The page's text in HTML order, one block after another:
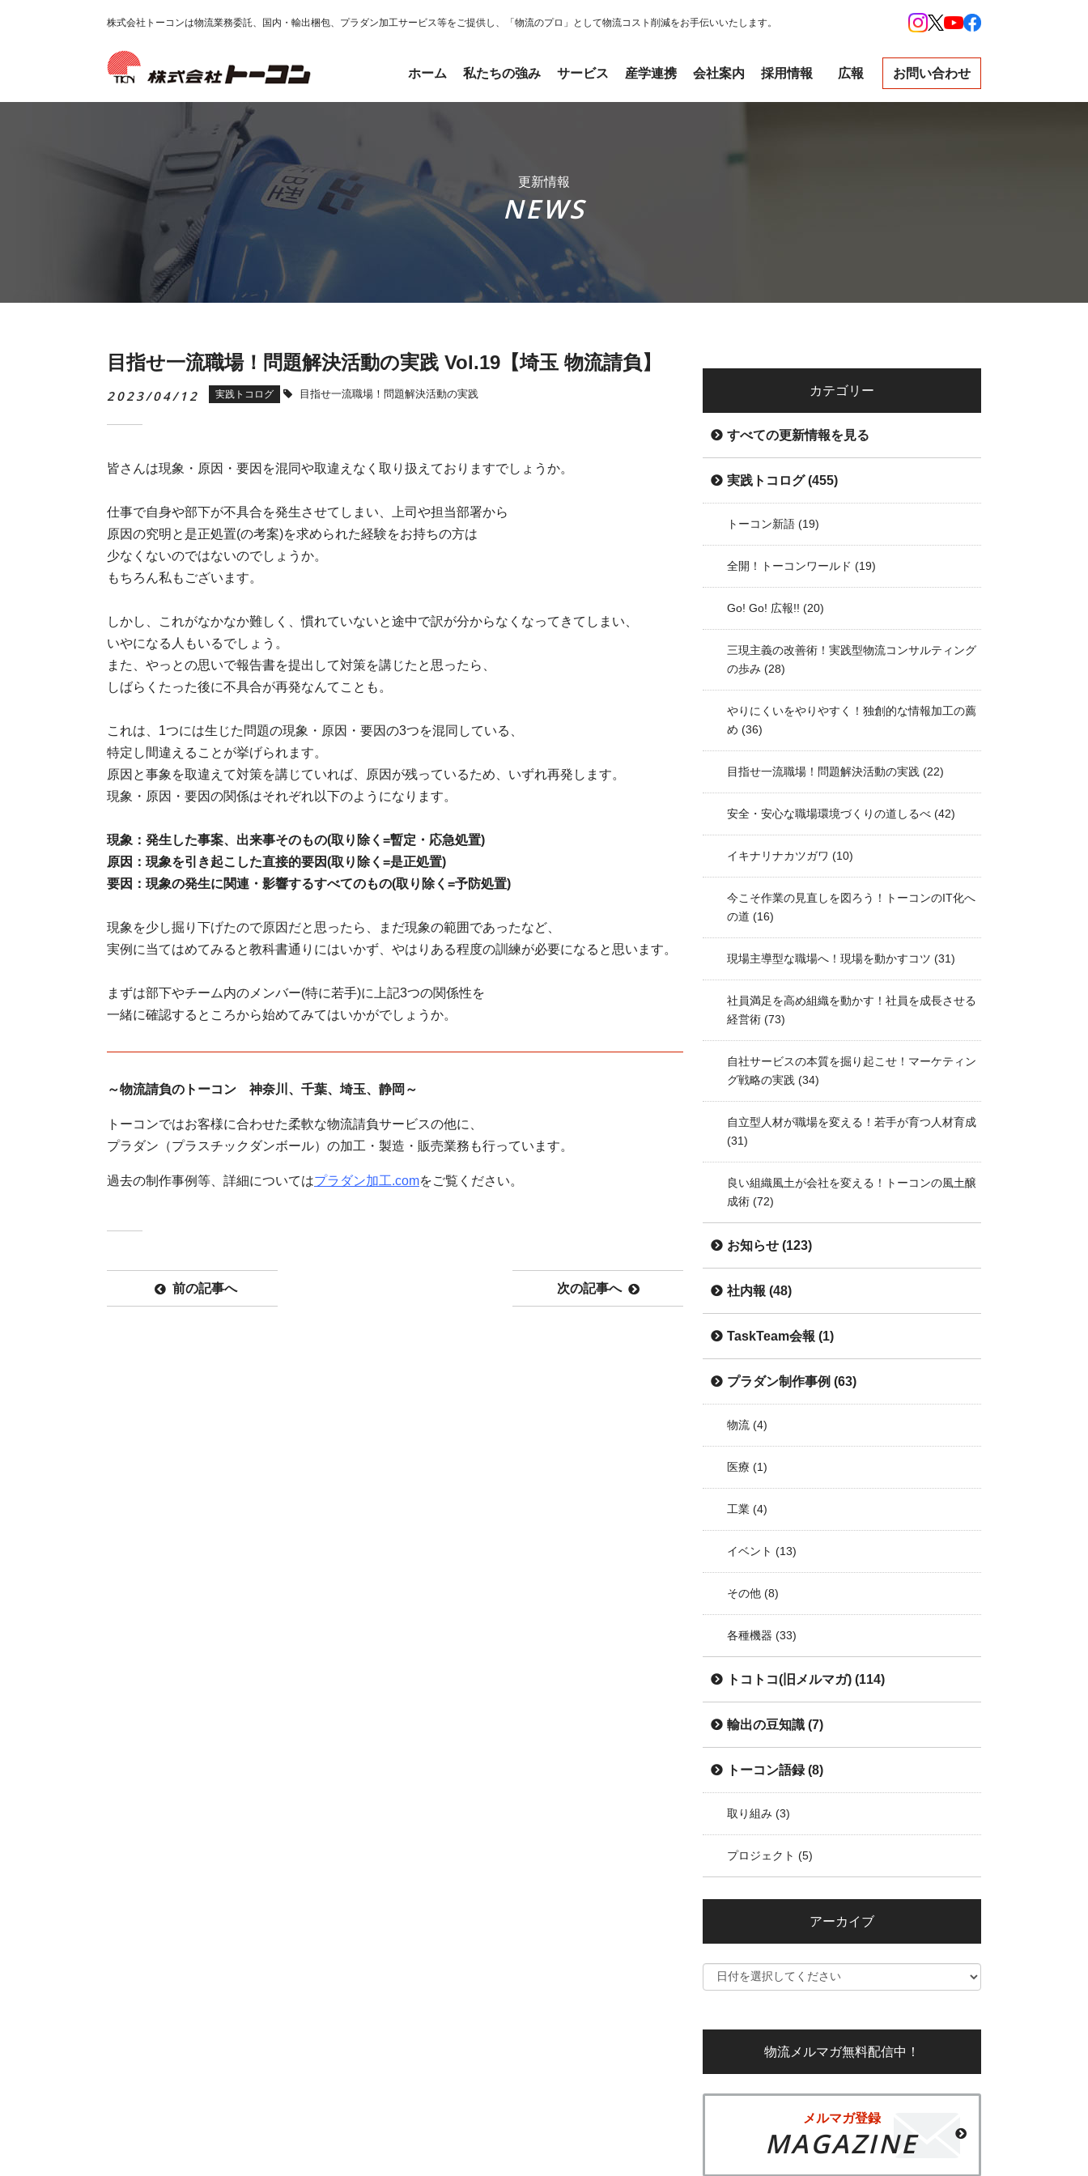
株式会社トーコンは物流業務委託、国内・輸出梱包、プラダン加工サービス等をご提供し、「物流のプロ」として物流コスト削減をお手伝いいたします。
ホーム 私たちの強み サービス 産学連携 会社案内 採用情報 広報 お問い合わせ
更新情報
NEWS
目指せ一流職場！問題解決活動の実践 Vol.19【埼玉 物流請負】
2023/04/12 実践トコログ 目指せ一流職場！問題解決活動の実践
皆さんは現象・原因・要因を混同や取違えなく取り扱えておりますでしょうか。
仕事で自身や部下が不具合を発生させてしまい、上司や担当部署から
原因の究明と是正処置(の考案)を求められた経験をお持ちの方は
少なくないのではないのでしょうか。
もちろん私もございます。
しかし、これがなかなか難しく、慣れていないと途中で訳が分からなくなってきてしまい、
いやになる人もいるでしょう。
また、やっとの思いで報告書を提出して対策を講じたと思ったら、
しばらくたった後に不具合が再発なんてことも。
これは、 1つには生じた問題の現象・原因・要因の3つを混同している、
特定し間違えることが挙げられます。
原因と事象を取違えて対策を講じていれば、原因が残っているため、いずれ再発します。
現象・原因・要因の関係はそれぞれ以下のようになります。
現象：発生した事案、出来事そのもの(取り除く=暫定・応急処置)
原因：現象を引き起こした直接的要因(取り除く=是正処置)
要因：現象の発生に関連・影響するすべてのもの(取り除く=予防処置)
現象を少し掘り下げたので原因だと思ったら、まだ現象の範囲であったなど、
実例に当てはめてみると教科書通りにはいかず、やはりある程度の訓練が必要になると思います。
まずは部下やチーム内のメンバー(特に若手)に上記3つの関係性を
一緒に確認するところから始めてみてはいかがでしょうか。
～物流請負のトーコン 神奈川、千葉、埼玉、静岡～
トーコンではお客様に合わせた柔軟な物流請負サービスの他に、
プラダン（プラスチックダンボール）の加工・製造・販売業務も行っています。
過去の制作事例等、詳細についてはプラダン加工.comをご覧ください。
前の記事へ 次の記事へ
カテゴリー
すべての更新情報を見る
実践トコログ(455)
トーコン新語 (19)
全開！トーコンワールド (19)
Go! Go! 広報!! (20)
三現主義の改善術！実践型物流コンサルティング
の歩み (28)
やりにくいをやりやすく！独創的な情報加工の薦
め (36)
目指せ一流職場！問題解決活動の実践 (22)
安全・安心な職場環境づくりの道しるべ (42)
イキナリナカツガワ (10)
今こそ作業の見直しを図ろう！トーコンのIT化へ
の道 (16)
現場主導型な職場へ！現場を動かすコツ (31)
社員満足を高め組織を動かす！社員を成長させる
経営術 (73)
自社サービスの本質を掘り起こせ！マーケティン
グ戦略の実践 (34)
自立型人材が職場を変える！若手が育つ人材育成
(31)
良い組織風土が会社を変える！トーコンの風土醸
成術 (72)
お知らせ (123)
社内報 (48)
TaskTeam会報 (1)
プラダン制作事例 (63)
物流 (4)
医療 (1)
工業 (4)
イベント (13)
その他 (8)
各種機器 (33)
トコトコ(旧メルマガ) (114)
輸出の豆知識 (7)
トーコン語録(8)
取り組み (3)
プロジェクト (5)
アーカイブ
物流メルマガ無料配信中！
メルマガ登録
MAGAZINE